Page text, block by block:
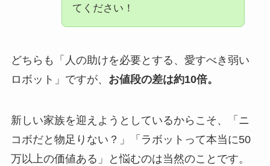
てください！
どちらも「人の助けを必要とする、愛すべき弱い
ロボット」ですが、 お値段の差は約10倍。
新しい家族を迎えようとしているからこそ、「ニ
コボだと物足りない？」「ラボットって本当に50
万以上の価値ある」と悩むのは当然のことです。